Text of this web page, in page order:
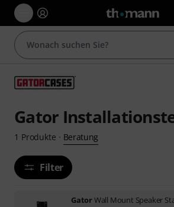
Gator
1 Produkte · Beratung
Filter
GatorWall Mount Speaker